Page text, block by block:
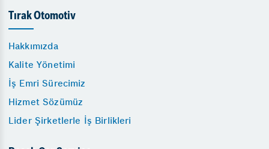
Tırak Otomotiv
Hakkımızda
Kalite Yönetimi
İş Emri Sürecimiz
Hizmet Sözümüz
Lider Şirketlerle İş Birlikleri